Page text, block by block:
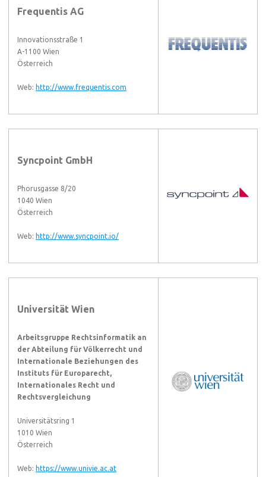
Frequentis AG
Innovationsstraße 1
A-1100 Wien
Österreich
Web: http://www.frequentis.com
Syncpoint GmbH
Phorusgasse 8/20
1040 Wien
Österreich
Web: http://www.syncpoint.io/
Universität Wien
Arbeitsgruppe Rechtsinformatik an
der Abteilung für Völkerrecht und
Internationale Beziehungen des
Instituts für Europarecht,
Internationales Recht und
Rechtsvergleichung
Universitätsring 1
1010 Wien
Österreich
Web: https://www.univie.ac.at